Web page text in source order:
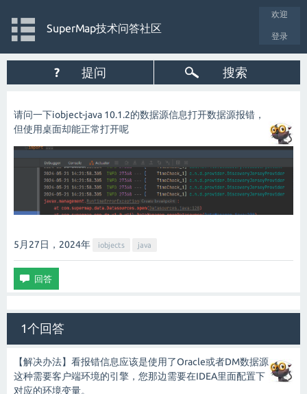
欢迎
登录
SuperMap技术问答社区
? 提问 搜索
请问一下iobject-java 10.1.2的数据源信息打开数据源报错，
但使用桌面却能正常打开呢
5月27日，2024年 iobjects java
1个回答
【解决办法】看报错信息应该是使用了Oracle或者DM数据源
这种需要客户端环境的引擎，您那边需要在IDEA里面配置下
对应的环境变量。